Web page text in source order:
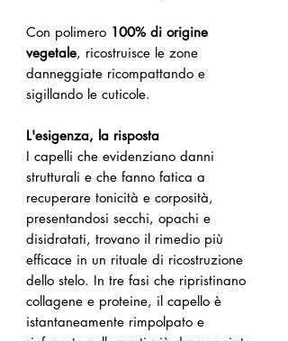
Con polimero 100% di origine
vegetale, ricostruisce le zone
danneggiate ricompattando e
sigillando le cuticole.
L'esigenza, la risposta
I capelli che evidenziano danni
strutturali e che fanno fatica a
recuperare tonicità e corposità,
presentandosi secchi, opachi e
disidratati, trovano il rimedio più
efficace in un rituale di ricostruzione
dello stelo. In tre fasi che ripristinano
collagene e proteine, il capello è
istantaneamente rimpolpato e